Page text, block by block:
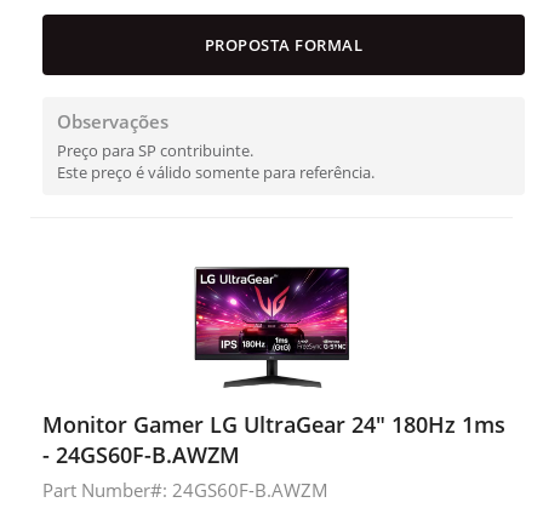
PROPOSTA FORMAL
Observações
Preço para SP contribuinte.
Este preço é válido somente para referência.
Monitor Gamer LG UltraGear 24" 180Hz 1ms
- 24GS60F-B.AWZM
Part Number#: 24GS60F-B.AWZM